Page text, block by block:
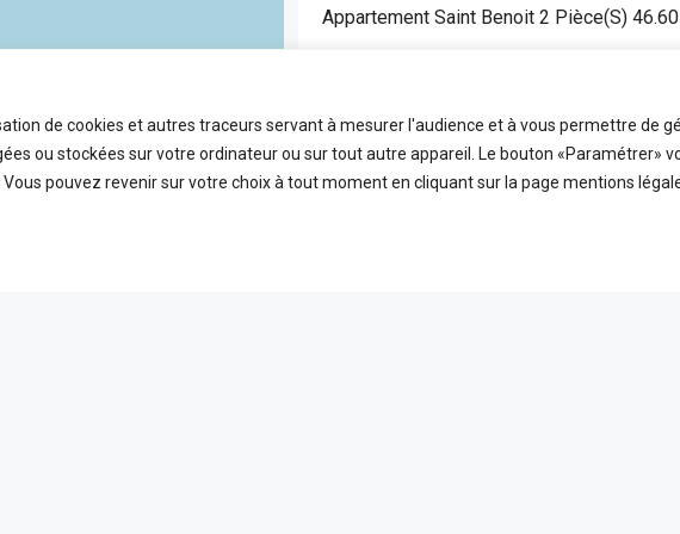
de cookies et autres traceurs servant à mesurer l'audience et à vous permettre de
ou stockées sur votre ordinateur ou sur tout autre appareil. Le bouton «Paramétrer»
pouvez revenir sur votre choix à tout moment en cliquant sur la page mentions
Appartement Saint Benoit 2 Pièce(s)
2
Pièces
FDA7472
Référence
46.6
m2